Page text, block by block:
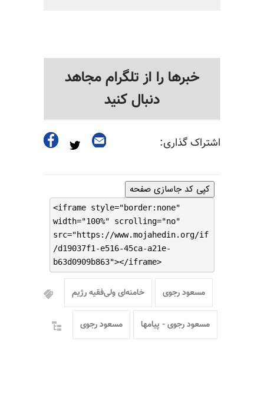
خبرها را از تلگرام مجاهد
دنبال کنید
اشتراک گذاری:
کپی کد جاسازی صفحه
<iframe style="border:none"
width="100%" scrolling="no"
src="https://www.mojahedin.org/if
/d19037f1-e516-45ca-a21e-
b63d0909b863"></iframe>
مسعود رجوی خامنه‌ای ولی‌فقیه رژیم
مسعود رجوی - پیامها مسعود رجوی